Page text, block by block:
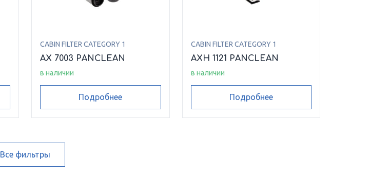
CABIN FILTER CATEGORY 1
AX 7003 PANCLEAN
в наличии
Подробнее
CABIN FILTER CATEGORY 1
AXH 1121 PANCLEAN
в наличии
Подробнее
Все фильтры